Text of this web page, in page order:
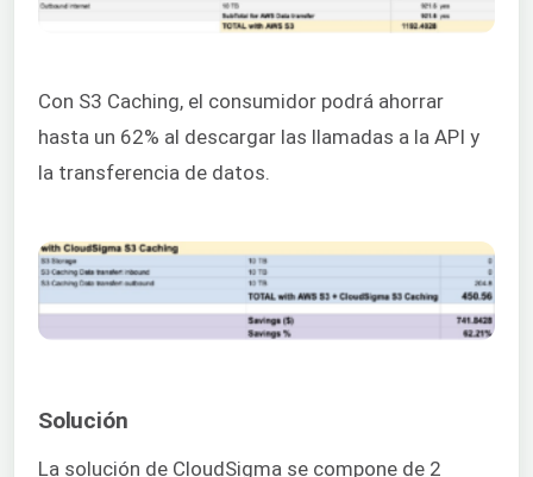
Con S3 Caching, el consumidor podrá ahorrar
hasta un 62% al descargar las llamadas a la API y
la transferencia de datos.
Solución
La solución de CloudSigma se compone de 2